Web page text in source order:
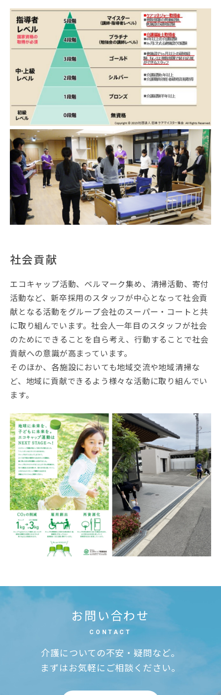
社会貢献
エコキャップ活動、ベルマーク集め、清掃活動、寄付
活動など、新卒採用のスタッフが中心となって社会貢
献となる活動をグループ会社のスーパー・コートと共
に取り組んでいます。社会人一年目のスタッフが社会
のためにできることを自ら考え、行動することで社会
貢献への意識が高まっています。
そのほか、各施設においても地域交流や地域清掃な
ど、地域に貢献できるよう様々な活動に取り組んでい
ます。
お問い合わせ
CONTACT
介護についての不安・疑問など。
まずはお気軽にご相談ください。